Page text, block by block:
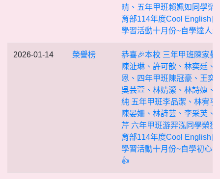
晴、五年甲班賴姵如同學榮
育部114年度Cool English
學習活動十月份~自學達人
2026-01-14 榮譽榜
恭喜🎉本校 三年甲班陳家曼
陳沚琳、許可歆、林奕廷、
恩、四年甲班陳冠豪、王奕
吳芸萱、林婧瀠、林詩婕、
純 五年甲班李品潔、林宥亨
陳晏姍、林詩芸、李采芙、
芹 六年甲班游羿泓同學榮獲
育部114年度Cool English
學習活動十月份~自學初心
👍